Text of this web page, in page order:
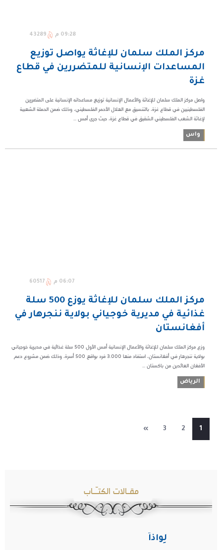
09:28 م 43289
مركز الملك سلمان للإغاثة يواصل توزيع
المساعدات الإنسانية للمتضررين في قطاع
غزة
واصل مركز الملك سلمان للإغاثة والأعمال الإنسانية توزيع مساعداته الإنسانية على المتضررين
الفلسطينيين في قطاع غزة، بالتنسيق مع الهلال الأحمر الفلسطيني، وذلك ضمن الحملة الشعبية
لإغاثة الشعب الفلسطيني الشقيق في قطاع غزة، حيث جرى أمس ...
واس
06:07 م 60517
مركز الملك سلمان للإغاثة يوزع 500 سلة
غذائية في مديرية خوجياني بولاية ننجرهار في
أفغانستان
وزع مركز الملك سلمان للإغاثة والأعمال الإنسانية أمس الأول 500 سلة غذائية في مديرية خوجياني
بولاية ننجرهار في أفغانستان، استفاد منها 3.000 فرد بواقع 500 أسرة، وذلك ضمن مشروع دعم
الأفغان العائدين من باكستان ...
الرياض
1
2
3
»
مقـالات الكتـّـاب
لِواذاً